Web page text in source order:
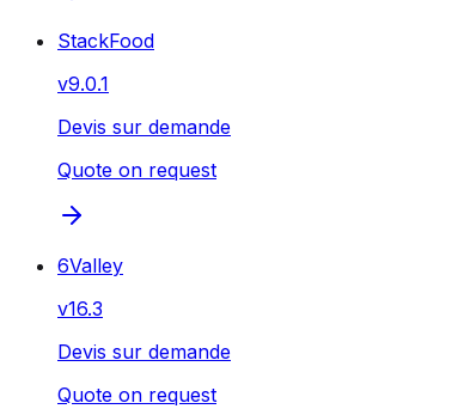
StackFood
v9.0.1
Devis sur demande
Quote on request
6Valley
v16.3
Devis sur demande
Quote on request